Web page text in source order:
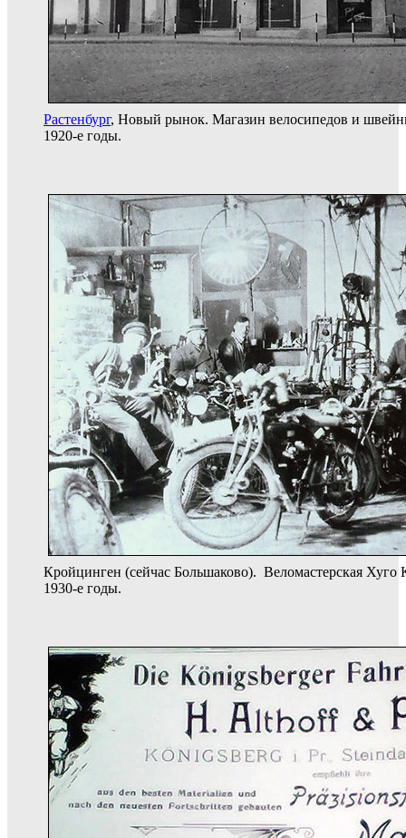
Растенбург, Новый рынок. Магазин велосипедов и
1920-е годы.
Кройцинген (сейчас Большаково). Веломастерская Хуго
1930-е годы.